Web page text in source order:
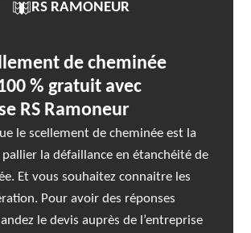
RS RAMONEUR
de cheminée
% gratuit avec
RS Ramoneur
le scellement de cheminée est la
la défaillance en étanchéité de
Et vous souhaitez connaitre les
Pour avoir des réponses
le devis auprès de l’entreprise